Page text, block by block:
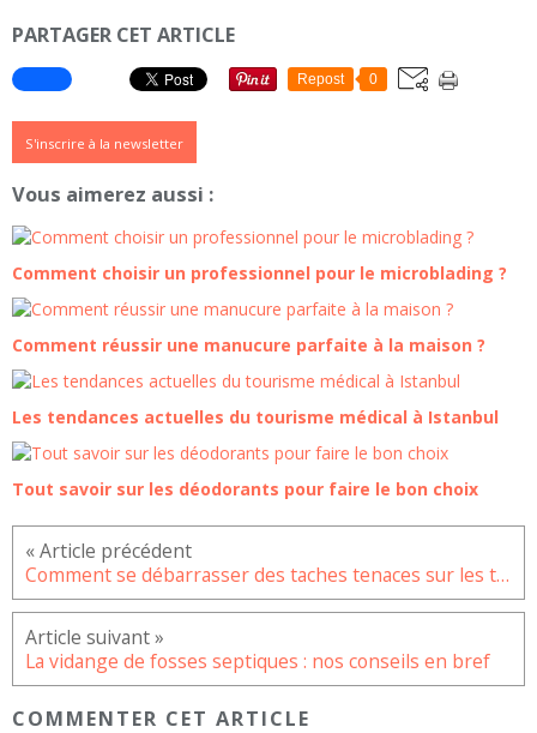
PARTAGER CET ARTICLE
Repost 0
S'inscrire à la newsletter
Vous aimerez aussi :
Comment choisir un professionnel pour le microblading ?
Comment réussir une manucure parfaite à la maison ?
Les tendances actuelles du tourisme médical à Istanbul
Tout savoir sur les déodorants pour faire le bon choix
Comment se débarrasser des taches tenaces sur les textiles ?
La vidange de fosses septiques : nos conseils en bref
COMMENTER CET ARTICLE